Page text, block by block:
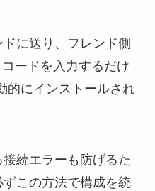
に送り、フレンド側
ードを入力するだけ
的にインストールされ
続エラーも防げるた
この方法で構成を統